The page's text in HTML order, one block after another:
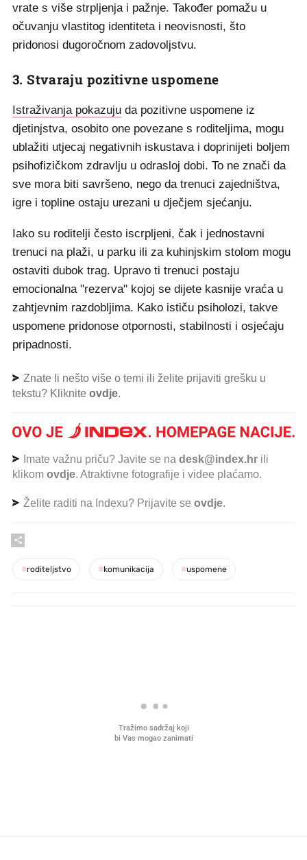
vrate s više strpljenja i pažnje. Također pomažu u
očuvanju vlastitog identiteta i neovisnosti, što
pridonosi dugoročnom zadovoljstvu.
3. Stvaraju pozitivne uspomene
Istraživanja pokazuju da pozitivne uspomene iz
djetinjstva, osobito one povezane s roditeljima, mogu
ublažiti utjecaj negativnih iskustava i doprinijeti boljem
psihofizičkom zdravlju u odrasloj dobi. To ne znači da
sve mora biti savršeno, nego da trenuci zajedništva,
igre i topline ostaju urezani u dječjem sjećanju.
Iako su roditelji često iscrpljeni, čak i jednostavni
trenuci na plaži, u parku ili za kuhinjskim stolom mogu
ostaviti dubok trag. Upravo ti trenuci postaju
emocionalna "rezerva" kojoj se dijete kasnije vraća u
zahtjevnim razdobljima. Kako ističu psiholozi, takve
uspomene pridonose otpornosti, stabilnosti i osjećaju
pripadnosti.
Znate li nešto više o temi ili želite prijaviti grešku u
tekstu? Kliknite ovdje.
Imate važnu priču? Javite se na desk@index.hr ili
klikom ovdje. Atraktivne fotografije i videe plaćamo.
Želite raditi na Indexu? Prijavite se ovdje.
#roditeljstvo #komunikacija #uspomene